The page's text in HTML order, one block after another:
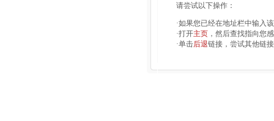
请尝试以下操作：
·如果您已经在地址栏中输入
·打开主页 ，然后查找指向您
·单击后退链接，尝试其他链